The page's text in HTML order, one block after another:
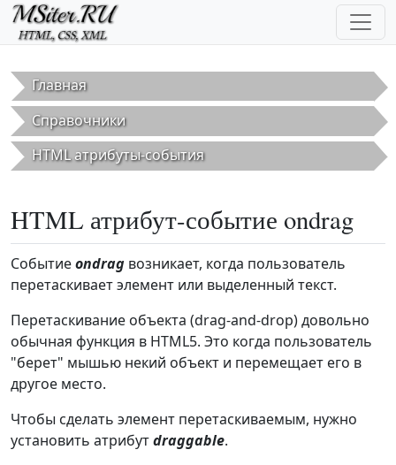
Перейти к основному содержанию
Главная
Справочники
HTML атрибуты-события
HTML атрибут-событие ondrag
Событиеondrag возникает, когда пользователь
перетаскивает элемент или выделенный текст.
Перетаскивание объекта (drag-and-drop) довольно
обычная функция в HTML5. Это когда пользователь
"берет" мышью некий объект и перемещает его в
другое место.
Чтобы сделать элемент перетаскиваемым, нужно
установить атрибутdraggable.